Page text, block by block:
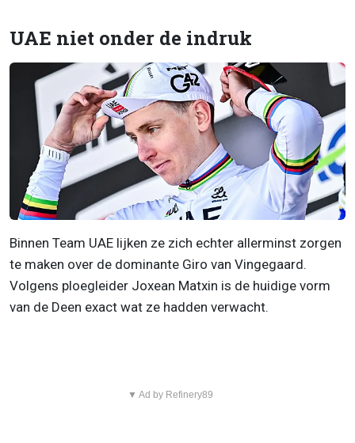
UAE niet onder de indruk
Binnen Team UAE lijken ze zich echter allerminst zorgen
te maken over de dominante Giro van Vingegaard.
Volgens ploegleider Joxean Matxin is de huidige vorm
van de Deen exact wat ze hadden verwacht.
▼ Ad by Refinery89